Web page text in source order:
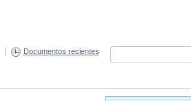
Documentos recientes